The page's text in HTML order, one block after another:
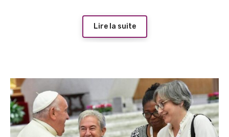
2024-2025
Lire la suite